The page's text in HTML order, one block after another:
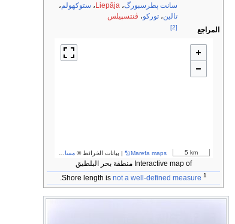
سانت پطرسبورگ، Liepāja ، ستوكهولم،
تالين، توركو، ڤنتسپيلس
المراجع
[2]
5 km
Marefa maps | بيانات الخرائط ©مساهمو OpenStreetMap
Interactive map of منطقة بحر البلطيق
1
not a well-defined measure
.